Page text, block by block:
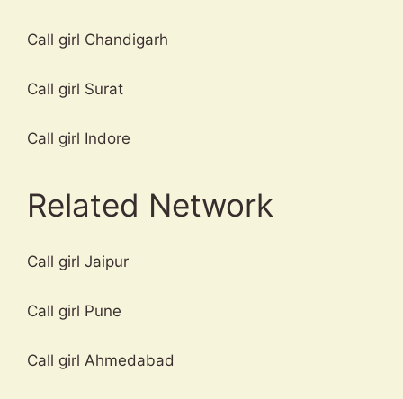
Call girl Chandigarh
Call girl Surat
Call girl Indore
Related Network
Call girl Jaipur
Call girl Pune
Call girl Ahmedabad